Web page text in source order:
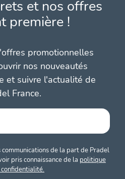
et nos offres
première !
promotionnelles
nos nouveautés
et suivre l'actualité de
France.
de la part de Pradel
pris connaissance de la politique